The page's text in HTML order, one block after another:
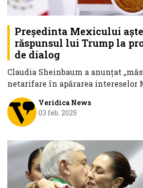
Președinta Mexicului
răspunsul lui Trump la
de dialog
Claudia Sheinbaum a anunțat
netarifare în apărarea intereselor
Veridica News
03 feb. 2025